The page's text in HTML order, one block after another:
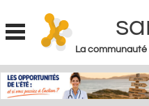
Jump
La
MON COMPTE